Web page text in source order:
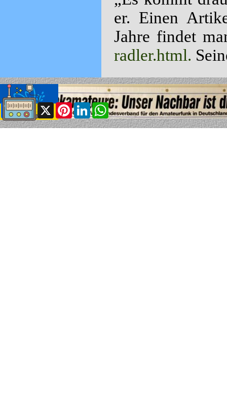
er. Einen
Jahre findet
radler.html.
Share Facebook
X PinterestLinkedInWhatsApp